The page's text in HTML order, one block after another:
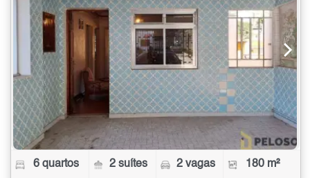
6 quartos 2 suítes 2 vagas 180 m²